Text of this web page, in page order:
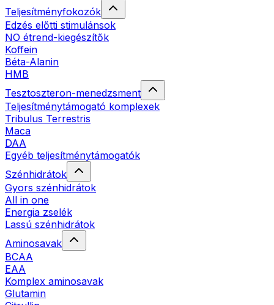
Teljesítményfokozók
Edzés előtti stimulánsok
NO étrend-kiegészítők
Koffein
Béta-Alanin
HMB
Tesztoszteron-menedzsment
Teljesítménytámogató komplexek
Tribulus Terrestris
Maca
DAA
Egyéb teljesítménytámogatók
Szénhidrátok
Gyors szénhidrátok
All in one
Energia zselék
Lassú szénhidrátok
Aminosavak
BCAA
EAA
Komplex aminosavak
Glutamin